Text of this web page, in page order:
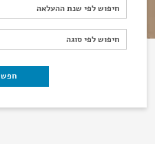
חיפוש לפי שנת ההעלאה
חיפוש לפי שנת ההעלאה
חיפוש לפי סוגה
חיפוש לפי סוגה
חפש